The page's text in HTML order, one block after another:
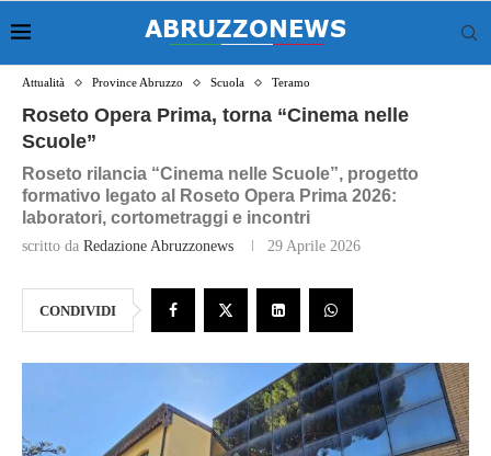
Attualità Province Abruzzo Scuola Teramo
Roseto Opera Prima, torna “Cinema nelle
Scuole”
Roseto rilancia “Cinema nelle Scuole”, progetto
formativo legato al Roseto Opera Prima 2026:
laboratori, cortometraggi e incontri
scritto da Redazione Abruzzonews 29 Aprile 2026
CONDIVIDI